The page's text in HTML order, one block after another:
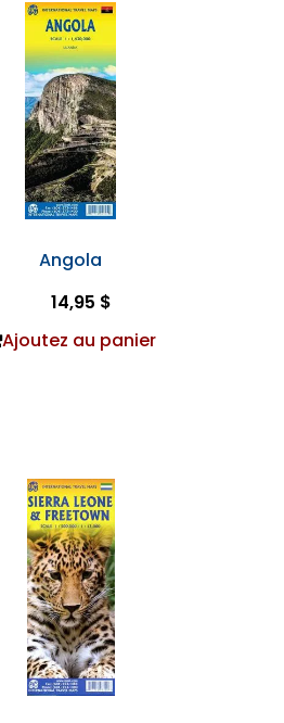
Angola
14,95 $
Ajoutez au panier